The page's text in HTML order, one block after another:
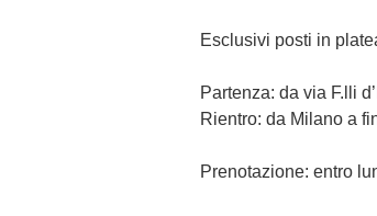
Esclusivi posti in
Partenza: da via F.lli
Rientro: da Milano a
Prenotazione: entro